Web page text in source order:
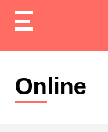
Online